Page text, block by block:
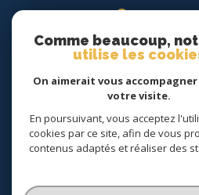
espace
Nous
SUIVRE
Comme beaucoup,
utilise les
On aimerait vous
votre visite.
En poursuivant, vous acceptez
cookies par ce site, afin de vous
contenus adaptés et réaliser des